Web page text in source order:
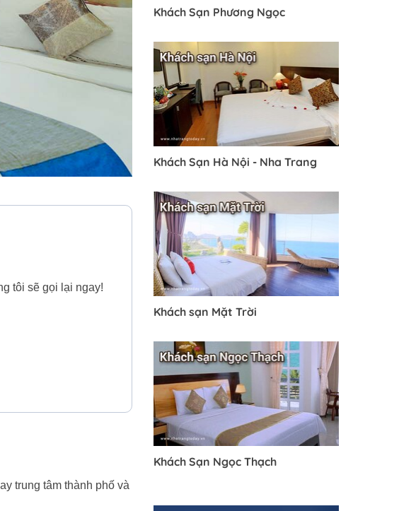
tôi sẽ gọi lại ngay!
trung tâm thành phố và
Khách Sạn Phương Ngọc
Khách Sạn Hà Nội - Nha Trang
Khách sạn Mặt Trời
Khách Sạn Ngọc Thạch